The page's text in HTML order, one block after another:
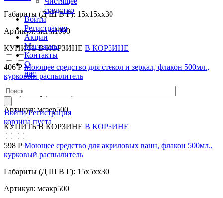
средство
Войти
Регистрация
Акции
Магазины
Контакты
О
нас
Войти Регистрация
корзина пуста
Габариты (Д Ш В Г): 15x15xx30
Артикул: мсгм1000
КУПИТЬ В КОРЗИНЕ В КОРЗИНЕ
406 Р Моющее средство для стекол и зеркал, флакон 500мл.,
курковый распылитель
Габариты (Д Ш В Г): 15x5xx30
Артикул: мсзер500
КУПИТЬ В КОРЗИНЕ В КОРЗИНЕ
598 Р Моющее средство для акриловых ванн, флакон 500мл.,
курковый распылитель
Габариты (Д Ш В Г): 15x5xx30
Артикул: мсакр500